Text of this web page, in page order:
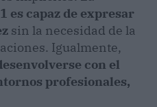
es capaz de expresar
sin la necesidad de la
Igualmente,
con el
profesionales,